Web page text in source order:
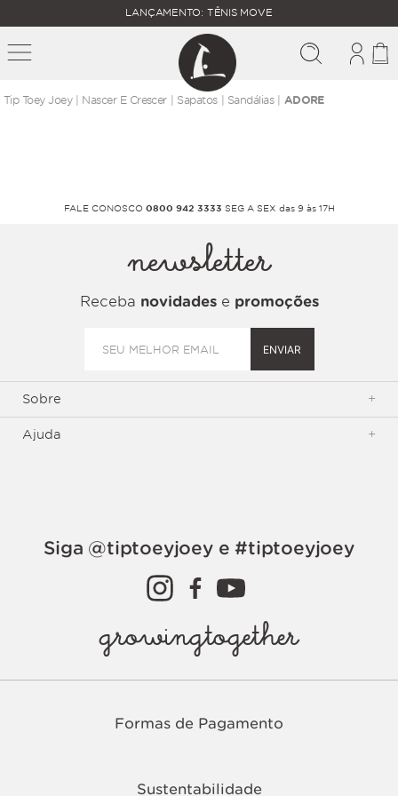
FALTAM
MAIS
R$
400,00
PARA O
FRETE
GRÁTIS
LANÇAMENTO: TÊNIS MOVE
nascer e crescer sapatos sandálias ADORE
FALE CONOSCO 0800 942 3333 SEG A SEX das 9 às 17H
newsletter
Receba novidadese promoções
ENVIAR
Sobre +
Ajuda +
Siga @tiptoeyjoey e #tiptoeyjoey
growingtogether
Formas de Pagamento
Sustentabilidade